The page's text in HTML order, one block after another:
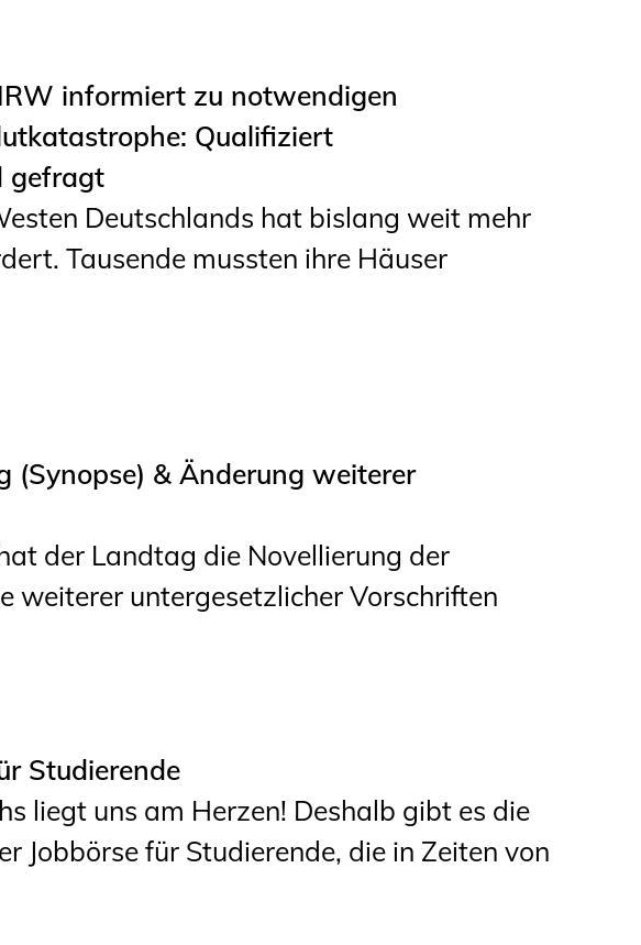
informiert zu notwendigen
Qualifiziert
gefragt
Deutschlands hat bislang weit mehr
Tausende mussten ihre Häuser
(Synopse) & Änderung weiterer
der Landtag die Novellierung der
weiterer untergesetzlicher Vorschriften
Studierende
liegt uns am Herzen! Deshalb gibt es die
Jobbörse für Studierende, die in Zeiten von